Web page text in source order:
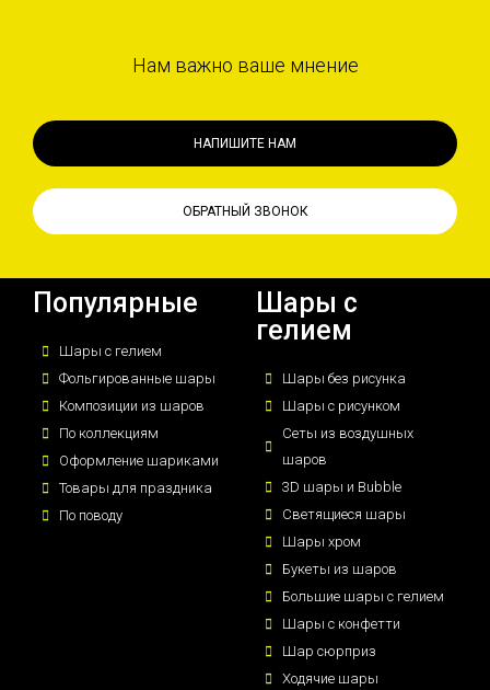
Нам важно ваше мнение
НАПИШИТЕ НАМ
ОБРАТНЫЙ ЗВОНОК
Популярные
Шары с гелием
Фольгированные шары
Композиции из шаров
По коллекциям
Оформление шариками
Товары для праздника
По поводу
Шары с
гелием
Шары без рисунка
Шары с рисунком
Сеты из воздушных
шаров
3D шары и Bubble
Светящиеся шары
Шары хром
Букеты из шаров
Большие шары с гелием
Шары с конфетти
Шар сюрприз
Ходячие шары